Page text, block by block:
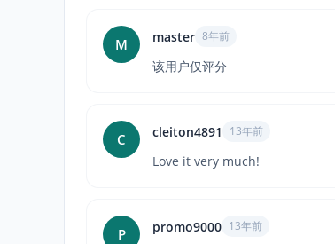
M master 8年前
该用户仅评分
C cleiton4891 13年前
Love it very much!
P promo9000 13年前